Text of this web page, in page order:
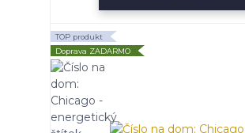
TOP produkt
Doprava ZADARMO